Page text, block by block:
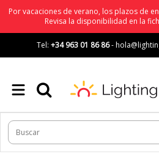
Por vacaciones de verano, los plazos de
Revisa la disponibilidad en la
Tel: +34 963 01 86 86-